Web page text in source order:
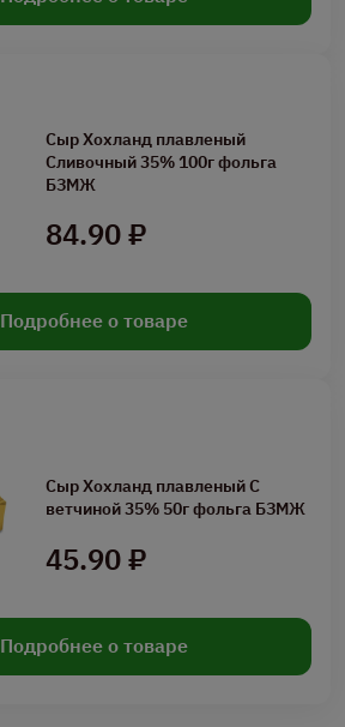
Сыр Хохланд плавленый
Сливочный 35% 100г фольга
БЗМЖ
84.90 ₽
Подробнее о товаре
Сыр Хохланд плавленый С
ветчиной 35% 50г фольга БЗМЖ
45.90 ₽
Подробнее о товаре